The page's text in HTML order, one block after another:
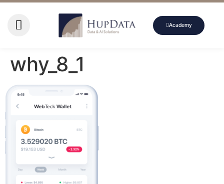
Academy
why_8_1